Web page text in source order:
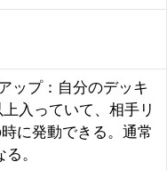
ップ：自分のデッキ
入っていて、相手リ
に発動できる。通常
。